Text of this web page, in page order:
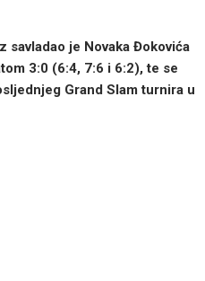
savladao je Novaka Đokovića
3:0 (6:4, 7:6 i 6:2), te se
Grand Slam turnira u